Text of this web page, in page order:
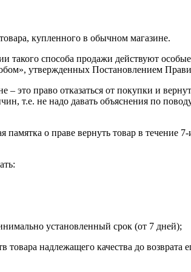
купленного в обычном магазине.
способа продажи действуют
утвержденных Постановлением
это право отказаться от покупки и
т.е. не надо давать объяснения по
о праве вернуть товар в течение
установленный срок (от 7 дней);
надлежащего качества до